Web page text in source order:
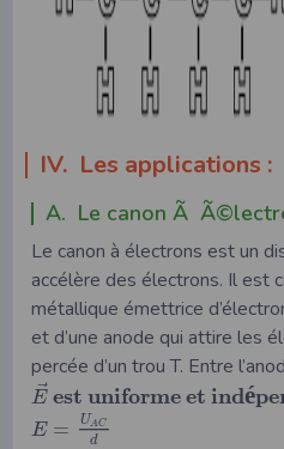
IV. Les applications :
A. Le canon Ã
Le canon à électrons est un
accélère des électrons. Il est
métallique émettrice
et d’une anode qui attire les
percée d’un trou T. Entre
E⃗est uniformeet indépe
E = UAC
d